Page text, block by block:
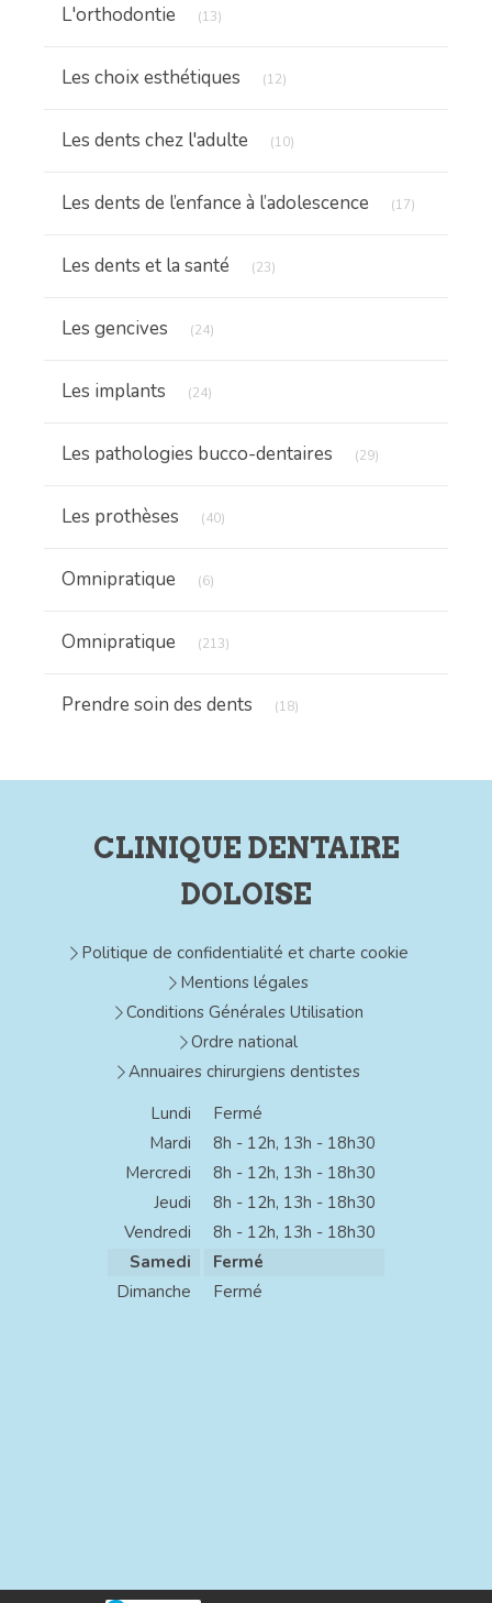
L'orthodontie (13)
Les choix esthétiques (12)
Les dents chez l'adulte (10)
Les dents de l’enfance à l’adolescence (17)
Les dents et la santé (23)
Les gencives (24)
Les implants (24)
Les pathologies bucco-dentaires (29)
Les prothèses (40)
Omnipratique (6)
Omnipratique (213)
Prendre soin des dents (18)
CLINIQUE DENTAIRE
DOLOISE
Politique de confidentialité et charte cookie
Mentions légales
Conditions Générales Utilisation
Ordre national
Annuaires chirurgiens dentistes
Lundi
Fermé
Mardi
8h - 12h, 13h - 18h30
Mercredi
8h - 12h, 13h - 18h30
Jeudi
8h - 12h, 13h - 18h30
Vendredi
8h - 12h, 13h - 18h30
Samedi
Fermé
Dimanche
Fermé